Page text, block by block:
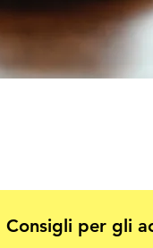
Consigli per gli